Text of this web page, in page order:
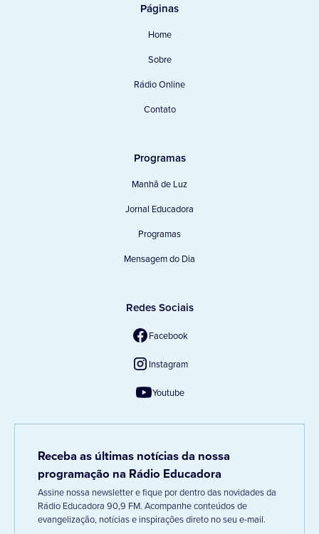
Páginas
Home
Sobre
Rádio Online
Contato
Programas
Manhã de Luz
Jornal Educadora
Programas
Mensagem do Dia
Redes Sociais
Facebook
Instagram
Youtube
Receba as últimas notícias da nossa
programação na Rádio Educadora
Assine nossa newsletter e fique por dentro das novidades da
Rádio Educadora 90,9 FM. Acompanhe conteúdos de
evangelização, notícias e inspirações direto no seu e-mail.